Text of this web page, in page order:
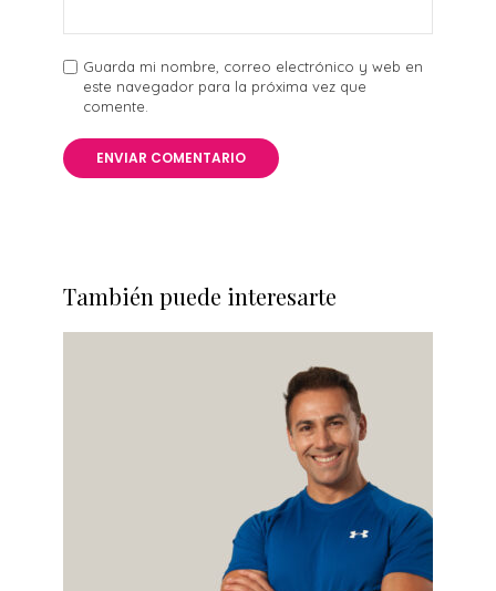
Guarda mi nombre, correo electrónico y web en
este navegador para la próxima vez que
comente.
También puede interesarte